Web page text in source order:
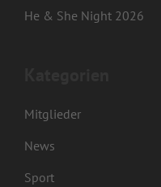
He & She Night 2026
Mitglieder
News
Sport